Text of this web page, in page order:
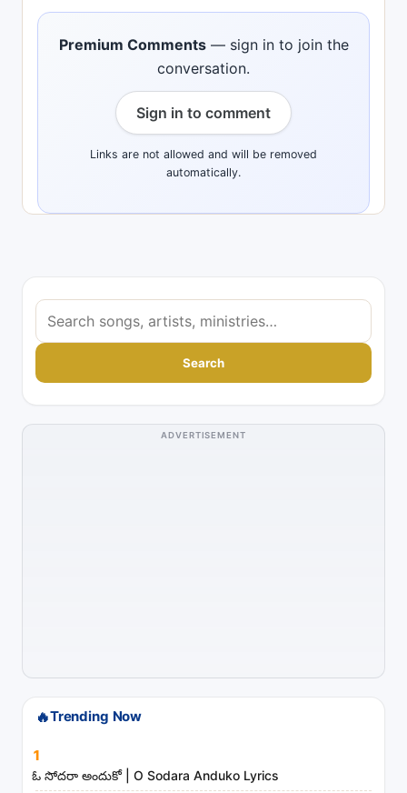
Premium Comments— sign in to join the
conversation.
Sign in to comment
Links are not allowed and will be removed
automatically.
S
e
r
h
t
a
n
Search
ADVERTISEMENT
🔥Trending Now
1
ఓ సోదరా అందుకో | O Sodara Anduko Lyrics